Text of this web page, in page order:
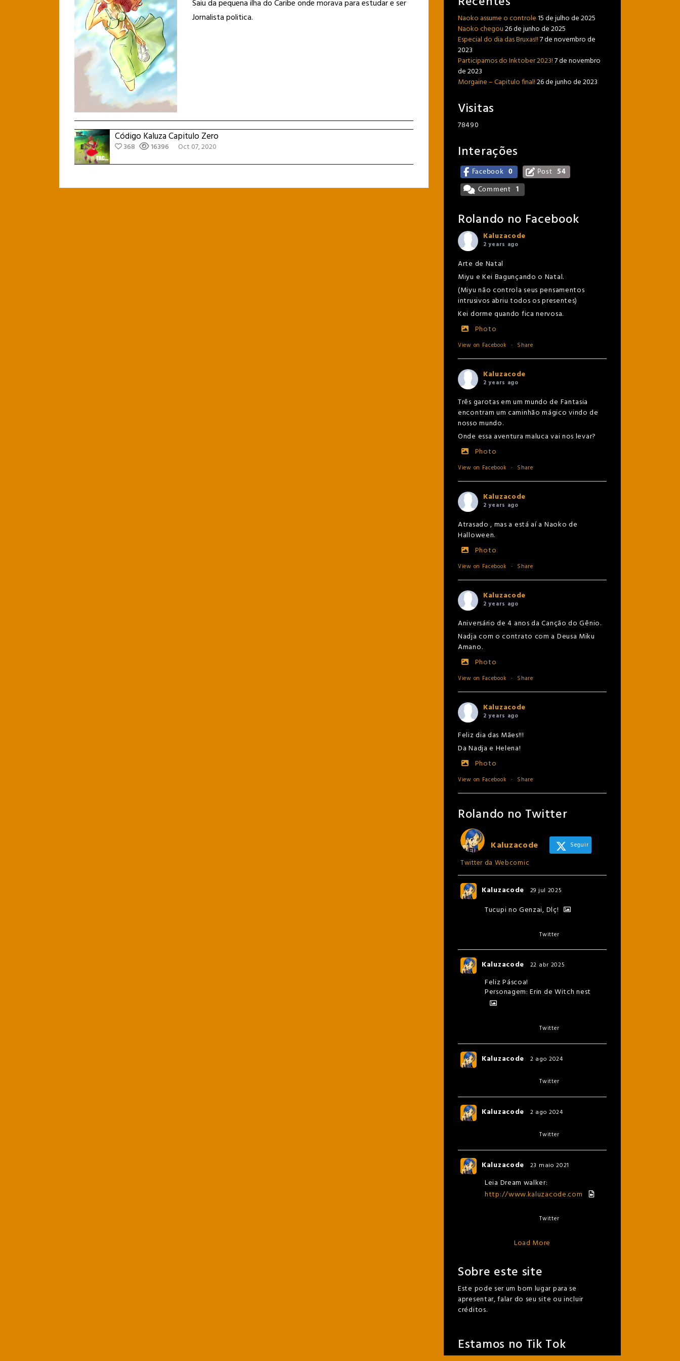
Saiu da pequena ilha do Caribe onde morava para estudar e ser
Jornalista politica.
Código Kaluza Capitulo Zero
368 16396 Oct 07, 2020
Naoko assume o controle15 de julho de 2025
Naoko chegou26 de junho de 2025
Especial do dia das Bruxas!!7 de novembro de
2023
Participamos do Inktober 2023!7 de novembro
de 2023
Morgaine – Capitulo final!26 de junho de 2023
Visitas
78490
Interações
Facebook 0 Post 54
Comment 1
Rolando no Facebook
Kaluzacode
2 years ago
Arte de Natal
Miyu e Kei Bagunçando o Natal.
(Miyu não controla seus pensamentos
intrusivos abriu todos os presentes)
Kei dorme quando fica nervosa.
Photo
View on Facebook · Share
Kaluzacode
2 years ago
Três garotas em um mundo de Fantasia
encontram um caminhão mágico vindo de
nosso mundo.
Onde essa aventura maluca vai nos levar?
Photo
View on Facebook · Share
Kaluzacode
2 years ago
Atrasado , mas a está aí a Naoko de
Halloween.
Photo
View on Facebook · Share
Kaluzacode
2 years ago
Aniversário de 4 anos da Canção do Gênio.
Nadja com o contrato com a Deusa Miku
Amano.
Photo
View on Facebook · Share
Kaluzacode
2 years ago
Feliz dia das Mães!!!
Da Nadja e Helena!
Photo
View on Facebook · Share
Rolando no Twitter
Kaluzacode Seguir
Twitter da Webcomic
Kaluzacode 29 jul 2025
Tucupi no Genzai, Dlç!
Twitter
Kaluzacode 22 abr 2025
Feliz Páscoa!
Personagem: Erin de Witch nest
Twitter
Kaluzacode 2 ago 2024
Twitter
Kaluzacode 2 ago 2024
Twitter
Kaluzacode 23 maio 2021
Leia Dream walker:
http://www.kaluzacode.com
Twitter
Load More
Sobre este site
Este pode ser um bom lugar para se
apresentar, falar do seu site ou incluir
créditos.
Estamos no Tik Tok